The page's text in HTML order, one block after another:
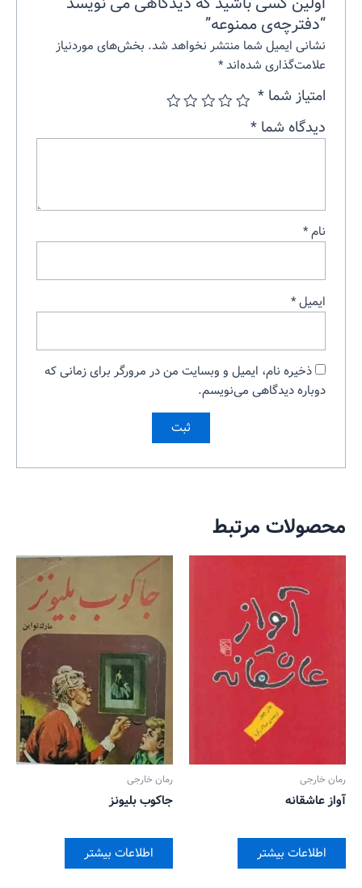
“دفترچه‌ی ممنوعه”
نشانی ایمیل شما منتشر نخواهد شد. بخش‌های موردنیاز
علامت‌گذاری شده‌اند*
امتیاز شما*
دیدگاه شما*
نام*
ایمیل*
ذخیره نام، ایمیل و وبسایت من در مرورگر برای زمانی که
دوباره دیدگاهی می‌نویسم.
محصولات مرتبط
رمان خارجی
آواز عاشقانه
اطلاعات بیشتر
رمان خارجی
جاکوب بلیونز
اطلاعات بیشتر